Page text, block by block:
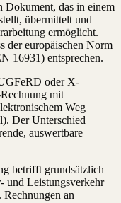
Dokument, das in einem
übermittelt und
ermöglicht.
der europäischen Norm
16931) entsprechen.
oder X-
mit
Weg
Der Unterschied
auswertbare
betrifft grundsätzlich
und Leistungsverkehr
an